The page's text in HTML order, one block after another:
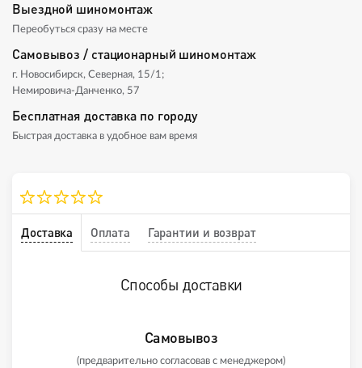
Выездной шиномонтаж
Переобуться сразу на месте
Самовывоз / стационарный шиномонтаж
г. Новосибирск, Северная, 15/1;
Немировича-Данченко, 57
Бесплатная доставка по городу
Быстрая доставка в удобное вам время
Доставка Оплата Гарантии и возврат
Способы доставки
Самовывоз
(предварительно согласовав с менеджером)